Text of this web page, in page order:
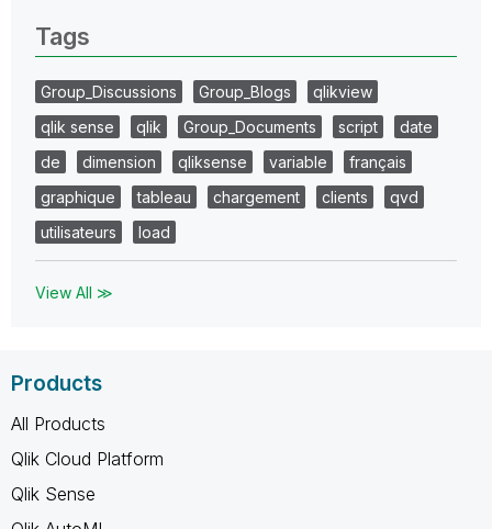
Tags
Group_Discussions Group_Blogs
qlikview
qlik sense
qlik Group_Documents script
date
de
dimension qliksense variable
français
graphique
tableau chargement clients
qvd
utilisateurs
load
View All ≫
Products
All Products
Qlik Cloud Platform
Qlik Sense